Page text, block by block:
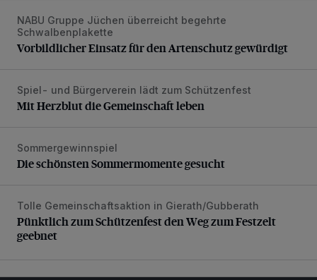
Vorbildlicher Einsatz für den Artenschutz gewürdigt
NABU Gruppe Jüchen überreicht begehrte
Schwalbenplakette
Vorbildlicher Einsatz für den Artenschutz gewürdigt
Mit Herzblut die Gemeinschaft leben
Spiel- und Bürgerverein lädt zum Schützenfest
Mit Herzblut die Gemeinschaft leben
Die schönsten Sommermomente gesucht
Sommergewinnspiel
Die schönsten Sommermomente gesucht
Pünktlich zum Schützenfest den Weg zum Festzelt
Tolle Gemeinschaftsaktion in Gierath/Gubberath
Pünktlich zum Schützenfest den Weg zum Festzelt
geebnet